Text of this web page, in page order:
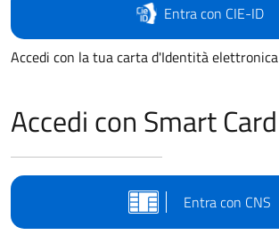
Entra con CIE-ID
Accedi con la tua carta d'Identità elettronica
Accedi con Smart Card
Entra con CNS